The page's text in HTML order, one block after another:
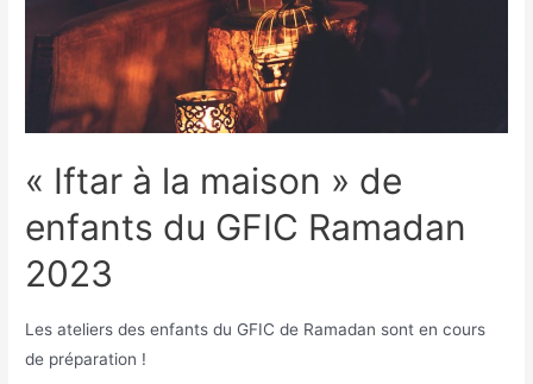
« Iftar à la maison » de
enfants du GFIC Ramadan
2023
Les ateliers des enfants du GFIC de Ramadan sont en cours
de préparation !